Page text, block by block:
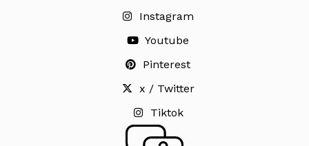
Instagram
Youtube
Pinterest
x / Twitter
Tiktok